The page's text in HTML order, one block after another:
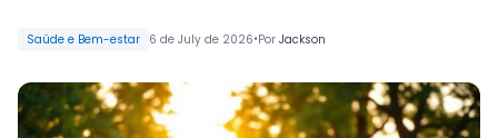
Saúde e Bem-estar 6 de July de 2026•Por Jackson